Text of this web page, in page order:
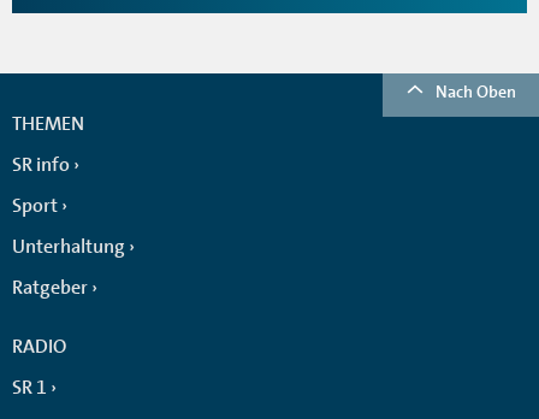
Nach Oben
THEMEN
SR info
Sport
Unterhaltung
Ratgeber
RADIO
SR 1